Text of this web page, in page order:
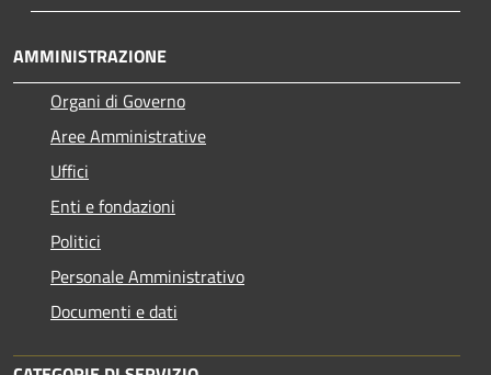
AMMINISTRAZIONE
Organi di Governo
Aree Amministrative
Uffici
Enti e fondazioni
Politici
Personale Amministrativo
Documenti e dati